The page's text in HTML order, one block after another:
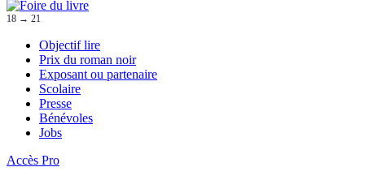
18 → 21
Objectif lire
Prix du roman noir
Exposant ou partenaire
Scolaire
Presse
Bénévoles
Jobs
Accès Pro